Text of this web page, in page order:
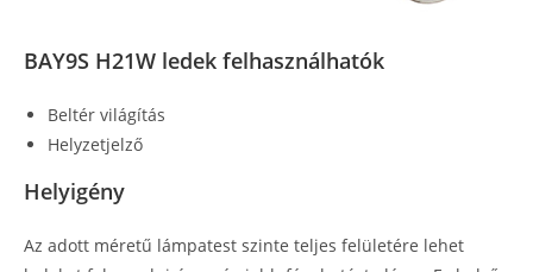
BAY9S H21W ledek felhasználhatók
Beltér világítás
Helyzetjelző
Helyigény
Az adott méretű lámpatest szinte teljes felületére lehet